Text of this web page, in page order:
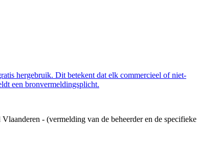
hergebruik. Dit betekent dat elk commercieel of niet-
een bronvermeldingsplicht.
- (vermelding van de beheerder en de specifieke